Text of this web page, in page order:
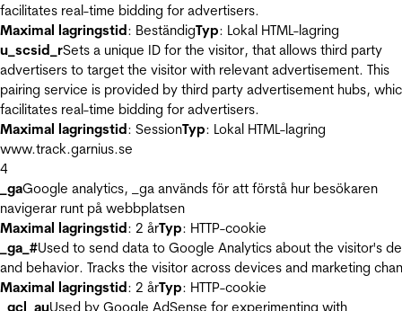
facilitates real-time bidding for advertisers.
Maximal lagringstid: BeständigTyp: Lokal HTML-lagring
u_scsid_rSets a unique ID for the visitor, that allows third party
advertisers to target the visitor with relevant advertisement. This
pairing service is provided by third party advertisement hubs,
facilitates real-time bidding for advertisers.
Maximal lagringstid: SessionTyp: Lokal HTML-lagring
www.track.garnius.se
4
_gaGoogle analytics, _ga används för att förstå hur besökaren
navigerar runt på webbplatsen
Maximal lagringstid: 2 årTyp: HTTP-cookie
_ga_#Used to send data to Google Analytics about the visitor's
and behavior. Tracks the visitor across devices and marketing
Maximal lagringstid: 2 årTyp: HTTP-cookie
_gcl_auUsed by Google AdSense for experimenting with